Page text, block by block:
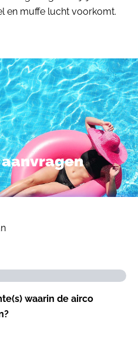
en muffe lucht voorkomt.
aanvragen
waarin de airco